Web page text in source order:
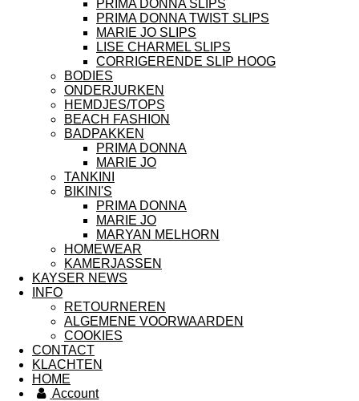
PRIMA DONNA SLIPS
PRIMA DONNA TWIST SLIPS
MARIE JO SLIPS
LISE CHARMEL SLIPS
CORRIGERENDE SLIP HOOG
BODIES
ONDERJURKEN
HEMDJES/TOPS
BEACH FASHION
BADPAKKEN
PRIMA DONNA
MARIE JO
TANKINI
BIKINI'S
PRIMA DONNA
MARIE JO
MARYAN MELHORN
HOMEWEAR
KAMERJASSEN
KAYSER NEWS
INFO
RETOURNEREN
ALGEMENE VOORWAARDEN
COOKIES
CONTACT
KLACHTEN
HOME
Account